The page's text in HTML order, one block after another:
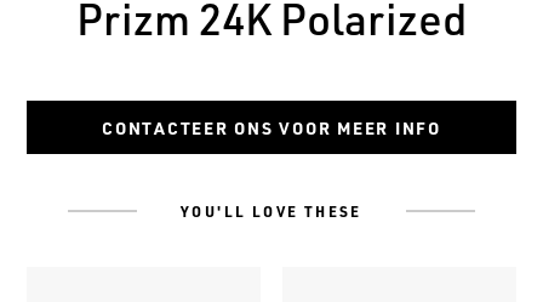
Prizm 24K Polarized
CONTACTEER ONS VOOR MEER INFO
YOU'LL LOVE THESE